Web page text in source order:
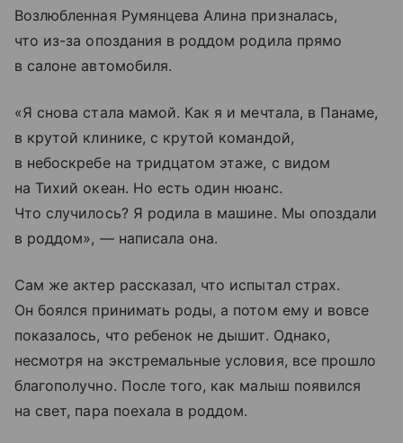
Возлюбленная Румянцева Алина призналась,
что из-за опоздания в роддом родила прямо
в салоне автомобиля.
«Я снова стала мамой. Как я и мечтала, в Панаме,
в крутой клинике, с крутой командой,
в небоскребе на тридцатом этаже, с видом
на Тихий океан. Но есть один нюанс.
Что случилось? Я родила в машине. Мы опоздали
в роддом», — написала она.
Сам же актер рассказал, что испытал страх.
Он боялся принимать роды, а потом ему и вовсе
показалось, что ребенок не дышит. Однако,
несмотря на экстремальные условия, все прошло
благополучно. После того, как малыш появился
на свет, пара поехала в роддом.